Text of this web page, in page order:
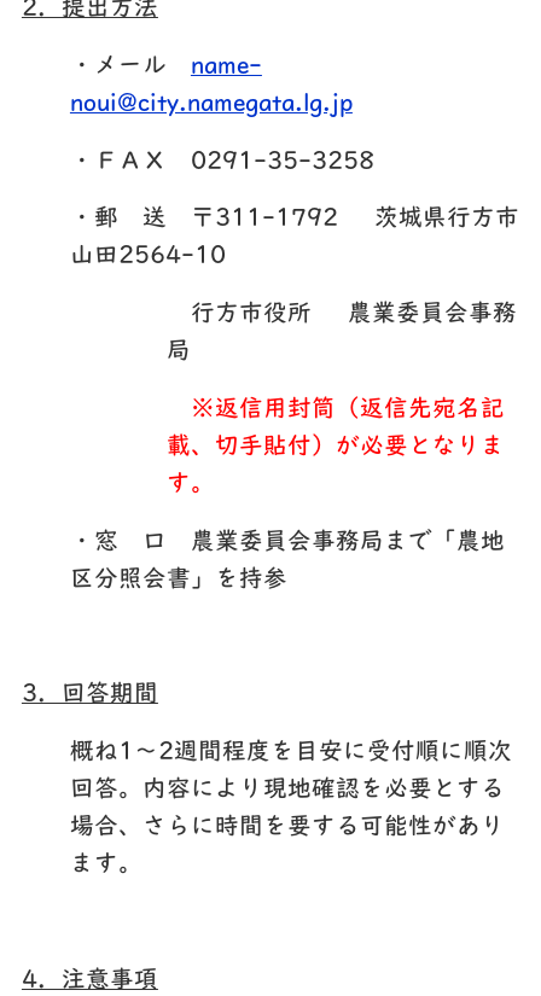
2．提出方法
・メール name-
noui@city.namegata.lg.jp
・ＦＡＸ 0291-35-3258
・郵 送 〒311-1792 茨城県行方市
山田2564-10
行方市役所 農業委員会事務
局
※返信用封筒（返信先宛名記
載、切手貼付）が必要となりま
す。
・窓 口 農業委員会事務局まで「農地
区分照会書」を持参
3．回答期間
概ね1〜2週間程度を目安に受付順に順次
回答。内容により現地確認を必要とする
場合、さらに時間を要する可能性があり
ます。
4．注意事項